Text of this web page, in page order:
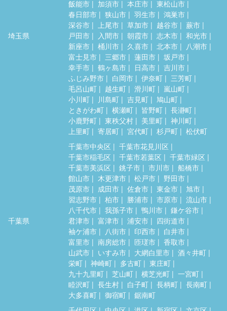
埼玉県
飯能市
加須市 本庄市
東松山市
春日部市
狭山市 羽生市
鴻巣市
深谷市
上尾市 草加市 越谷市
蕨市
戸田市
入間市 朝霞市 志木市
和光市
新座市
桶川市 久喜市 北本市
八潮市
富士見市
三郷市 蓮田市
坂戸市
幸手市
鶴ヶ島市 日高市
吉川市
ふじみ野市
白岡市 伊奈町
三芳町
毛呂山町
越生町 滑川町
嵐山町
小川町
川島町 吉見町
鳩山町
ときがわ町
横瀬町 皆野町
長瀞町
小鹿野町
東秩父村 美里町
神川町
上里町
寄居町 宮代町 杉戸町 松伏町
千葉県
千葉市中央区
千葉市花見川区
千葉市稲毛区
千葉市若葉区
千葉市緑区
千葉市美浜区
銚子市 市川市
船橋市
館山市
木更津市 松戸市
野田市
茂原市
成田市 佐倉市 東金市
旭市
習志野市
柏市 勝浦市 市原市
流山市
八千代市
我孫子市 鴨川市
鎌ケ谷市
君津市
富津市 浦安市
四街道市
袖ケ浦市
八街市 印西市
白井市
富里市
南房総市 匝瑳市
香取市
山武市
いすみ市 大網白里市
酒々井町
栄町
神崎町 多古町
東庄町
九十九里町
芝山町 横芝光町
一宮町
睦沢町
長生村 白子町 長柄町
長南町
大多喜町
御宿町
鋸南町